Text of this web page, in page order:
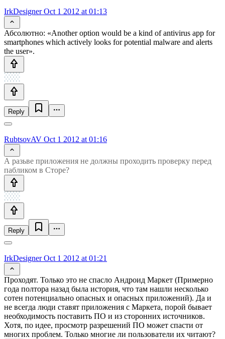
IrkDesignerOct 1 2012 at 01:13
Абсолютно: «Another option would be a kind of antivirus app for
smartphones which actively looks for potential malware and alerts
the user».
Reply
RubtsovAV Oct 1 2012 at 01:16
А разьве приложения не должны проходить проверку перед
пабликом в Сторе?
Reply
IrkDesignerOct 1 2012 at 01:21
Проходят. Только это не спасло Андроид Маркет (Примерно
года полтора назад была история, что там нашли несколько
сотен потенциально опасных и опасных приложений). Да и
не всегда люди ставят приложения с Маркета, порой бывает
необходимость поставить ПО и из сторонних источников.
Хотя, по идее, просмотр разрешений ПО может спасти от
многих проблем. Только многие ли пользователи их читают?